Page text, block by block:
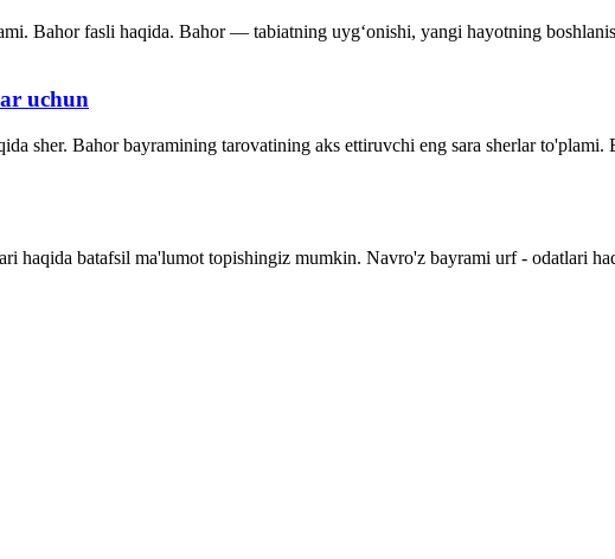
Bahor fasli haqida. Bahor — tabiatning uyg‘onishi, yangi hayotning
uchun
sher. Bahor bayramining tarovatining aks ettiruvchi eng sara sherlar
haqida batafsil ma'lumot topishingiz mumkin. Navro'z bayrami urf - odatlari